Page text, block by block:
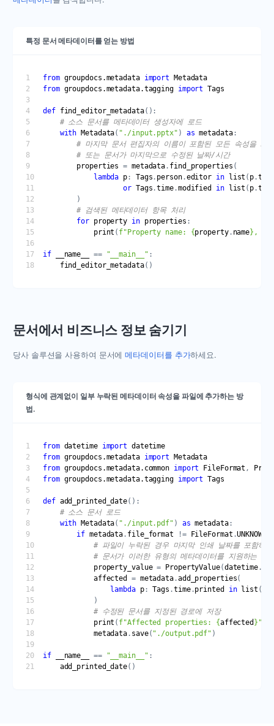
특정 문서 메타데이터를 얻는 방법
from groupdocs.metadata import
Metadata
from groupdocs.metadata.tagging import Tags
def find_editor_metadata
# 소스 문서를 메타데이터 생성자에 로드
with Metadata( "./input.pptx" ) as metadata
# 마지막 문서 편집자의 이름이 포함된 모든 속성을 가
# 또는 문서가 마지막으로 수정된 날짜/시간
properties = metadata . find_properties
lambda p : Tags . person.editor in list ( p .
or Tags .time.modified in list ( p .
# 검색된 메타데이터 항목 처리
for property in properties
print ( f"Property name: {property. name} ,
if __name__ == "__main__"
find_editor_metadata
문서에서 비즈니스 정보 숨기기
당사 솔루션을 사용하여 문서에메타데이터를 추가하세요.
형식에 관계없이 일부 누락된 메타데이터 속성을 파일에 추가하는 방
법.
from datetime import datetime
from groupdocs.metadata import
Metadata
from groupdocs.metadata.common import FileFormat ,
from groupdocs.metadata.tagging import Tags
def add_printed_date
# 소스 문서 로드
with Metadata( "./input.pdf" ) as metadata
if metadata . file_format != FileFormat .UNKNOWN
# 파일이 누락된 경우 마지막 인쇄 날짜를 포함하
# 문서가 이러한 유형의 메타데이터를 지원하는 경
property_value = PropertyValue(datetime.
affected
= metadata.add_properties
lambda p: Tags .time.printed in list (
# 수정된 문서를 지정된 경로에 저장
print ( f"Affected properties: {affected } "
metadata . save( "./output.pdf"
if __name__ == "__main__"
add_printed_date